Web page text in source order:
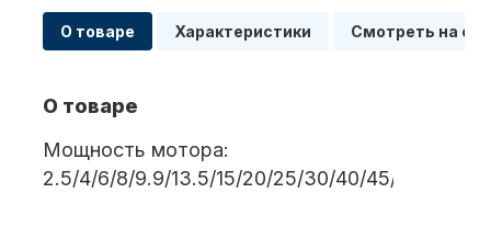
Масла для лодочных моторов
О товаре Характеристики Смотреть на
О товаре
Мощность мотора:
2.5/4/6/8/9.9/13.5/15/20/25/30/40/45/50/55/